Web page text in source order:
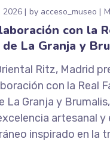
2026 by acceso_museo
con la
La Granja y
Ritz, Madrid
con la Real
La Granja y
artesanal y
inspirado en la